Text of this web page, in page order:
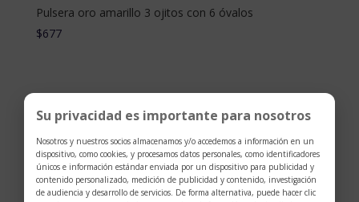
Pulsera oro amarillo 3 ojitos con 6 óvalos
$677
Su privacidad es importante para nosotros
Nosotros y nuestros socios almacenamos y/o accedemos a información en un
dispositivo, como cookies, y procesamos datos personales, como identificadores
únicos e información estándar enviada por un dispositivo para publicidad y
contenido personalizado, medición de publicidad y contenido, investigación
de audiencia y desarrollo de servicios. De forma alternativa, puede hacer clic